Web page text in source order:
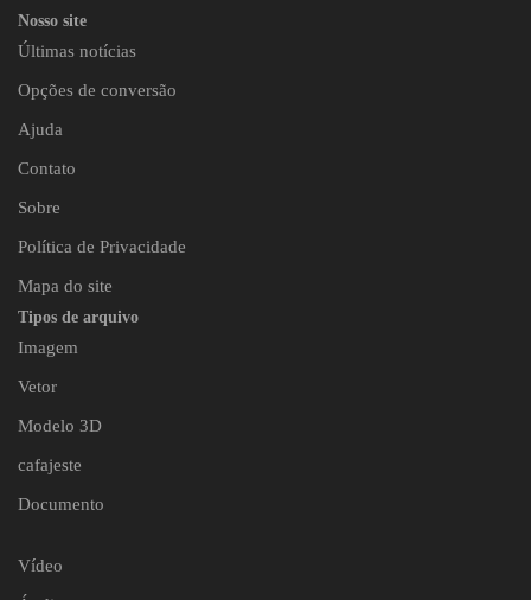
Nosso site
Últimas notícias
Opções de conversão
Ajuda
Contato
Sobre
Política de Privacidade
Mapa do site
Tipos de arquivo
Imagem
Vetor
Modelo 3D
cafajeste
Documento
Vídeo